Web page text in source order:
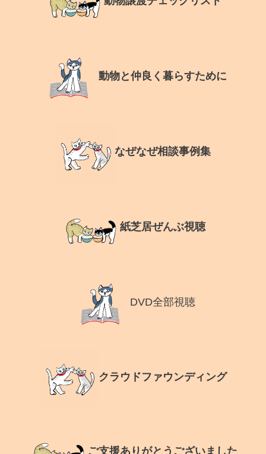
動物と仲良く暮らすために
なぜなぜ相談事例集
紙芝居ぜんぶ視聴
DVD全部視聴
クラウドファウンディング
ご支援ありがとうございました